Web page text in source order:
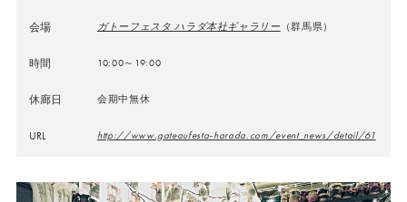
会場 ガトーフェスタ ハラダ本社ギャラリー （群馬県）
時間 10:00～19:00
休廊日 会期中無休
URL http://www.gateaufesta-harada.com/event_news/detail/61